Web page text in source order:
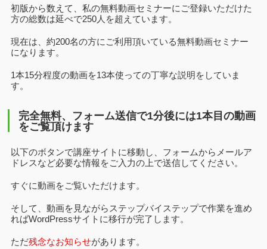
初版から数えて、私の無料動画セミナーにご登録いただけた
方の総数は延べで250人を超えています。
現在は、約200名の方にご利用頂いている無料動画セミナー
になります。
1本15分程度の動画を13本使っての丁寧な説明をしていま
す。
完全無料、フォーム送信で1分後には1本目の動画
をご覧頂けます
以下のボタンで講座サイトに移動し、フォームからメールア
ドレスなど必要な情報をご入力の上で送信してください。
すぐに動画をご覧いただけます。
そして、動画を見ながら ステップバイステップで作業を進め
ればWordPressサイトに移行が完了します。
ただ残念なお知らせがあります。